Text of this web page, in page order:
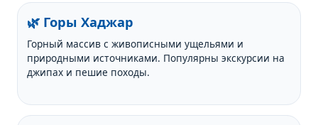
🌿 Горы Хаджар
Горный массив с живописными ущельями и
природными источниками. Популярны экскурсии на
джипах и пешие походы.